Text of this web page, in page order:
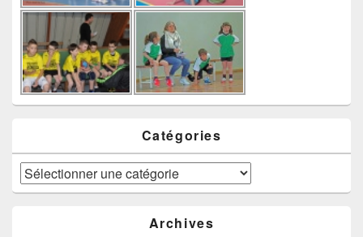
Catégories
Catégories
Archives